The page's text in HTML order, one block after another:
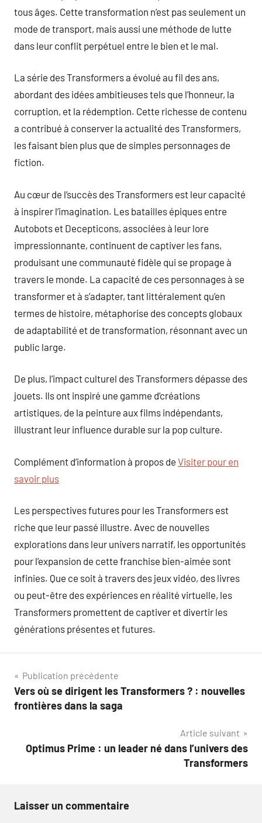
tous âges. Cette transformation n’est pas seulement un
mode de transport, mais aussi une méthode de lutte
dans leur conflit perpétuel entre le bien et le mal.
La série des Transformers a évolué au fil des ans,
abordant des idées ambitieuses tels que l’honneur, la
corruption, et la rédemption. Cette richesse de contenu
a contribué à conserver la actualité des Transformers,
les faisant bien plus que de simples personnages de
fiction.
Au cœur de l’succès des Transformers est leur capacité
à inspirer l’imagination. Les batailles épiques entre
Autobots et Decepticons, associées à leur lore
impressionnante, continuent de captiver les fans,
produisant une communauté fidèle qui se propage à
travers le monde. La capacité de ces personnages à se
transformer et à s’adapter, tant littéralement qu’en
termes de histoire, métaphorise des concepts globaux
de adaptabilité et de transformation, résonnant avec un
public large.
De plus, l’impact culturel des Transformers dépasse des
jouets. Ils ont inspiré une gamme d’créations
artistiques, de la peinture aux films indépendants,
illustrant leur influence durable sur la pop culture.
Complément d’information à propos de Visiter pour en
savoir plus
Les perspectives futures pour les Transformers est
riche que leur passé illustre. Avec de nouvelles
explorations dans leur univers narratif, les opportunités
pour l’expansion de cette franchise bien-aimée sont
infinies. Que ce soit à travers des jeux vidéo, des livres
ou peut-être des expériences en réalité virtuelle, les
Transformers promettent de captiver et divertir les
générations présentes et futures.
Navigation
de
Publication précédente
Vers où se dirigent les Transformers ? : nouvelles
frontières dans la saga
Article suivant
Optimus Prime : un leader né dans l’univers des
Transformers
Laisser un commentaire